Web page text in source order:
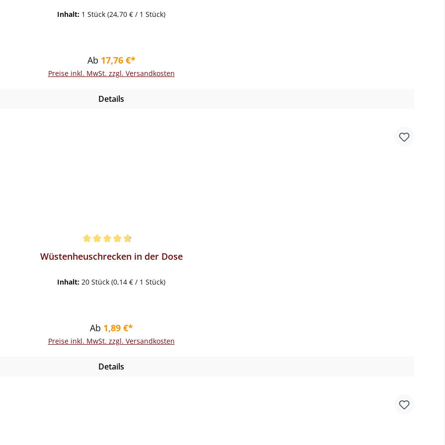
Inhalt: 1 Stück (24,70 € / 1 Stück)
Regulärer Preis:
Ab 17,76 €*
Preise inkl. MwSt. zzgl. Versandkosten
Details
Wüstenheuschrecken in der Dose
Inhalt: 20 Stück (0,14 € / 1 Stück)
Regulärer Preis:
Ab 1,89 €*
Preise inkl. MwSt. zzgl. Versandkosten
Details